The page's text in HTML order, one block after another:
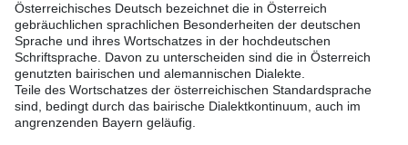
Österreichisches Deutsch bezeichnet die in Österreich
gebräuchlichen sprachlichen Besonderheiten der deutschen
Sprache und ihres Wortschatzes in der hochdeutschen
Schriftsprache. Davon zu unterscheiden sind die in Österreich
genutzten bairischen und alemannischen Dialekte.
Teile des Wortschatzes der österreichischen Standardsprache
sind, bedingt durch das bairische Dialektkontinuum, auch im
angrenzenden Bayern geläufig.